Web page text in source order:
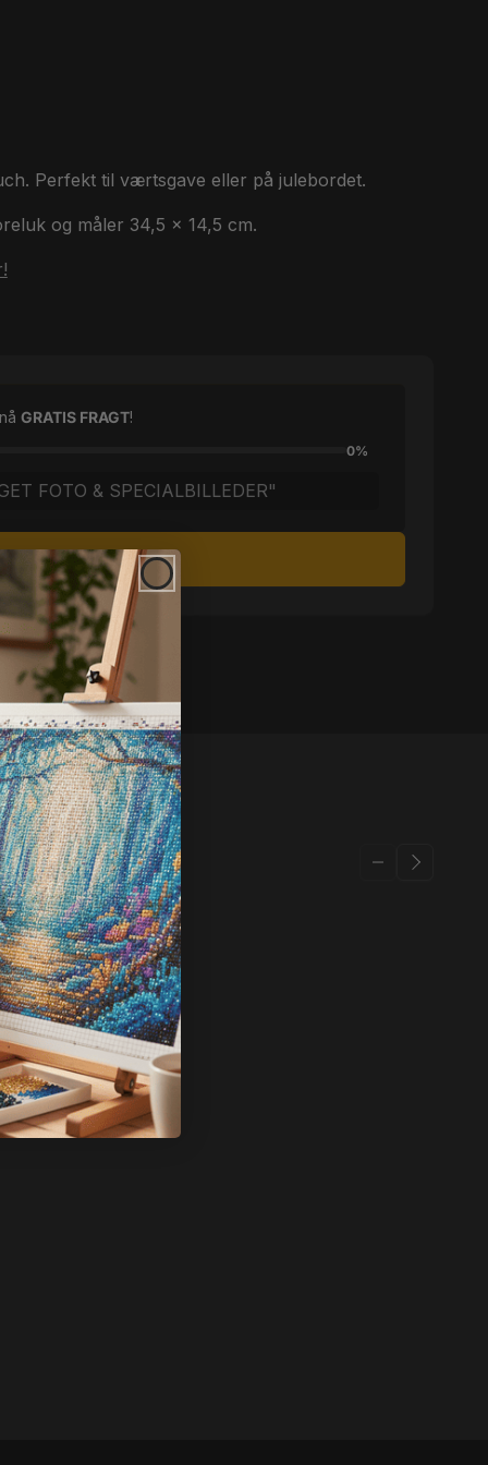
Perfekt til værtsgave eller på julebordet.
og måler 34,5 x 14,5 cm.
GRATIS FRAGT!
0%
FOTO & SPECIALBILLEDER"
i indkøbskurv